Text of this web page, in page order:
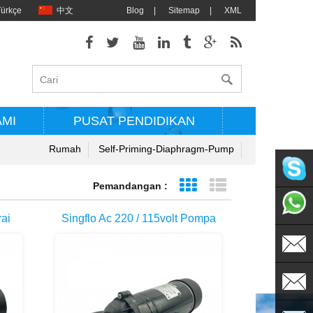
中文 Blog Sitemap XML
PUSAT PENDIDIKAN
Rumah Self-Priming-Diaphragm-Pump
Pemandangan : Grid ViewTampilan daftar
Singflo Ac 220 / 115volt Pompa